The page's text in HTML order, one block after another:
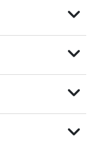
expand_more
expand_more
expand_more
expand_more